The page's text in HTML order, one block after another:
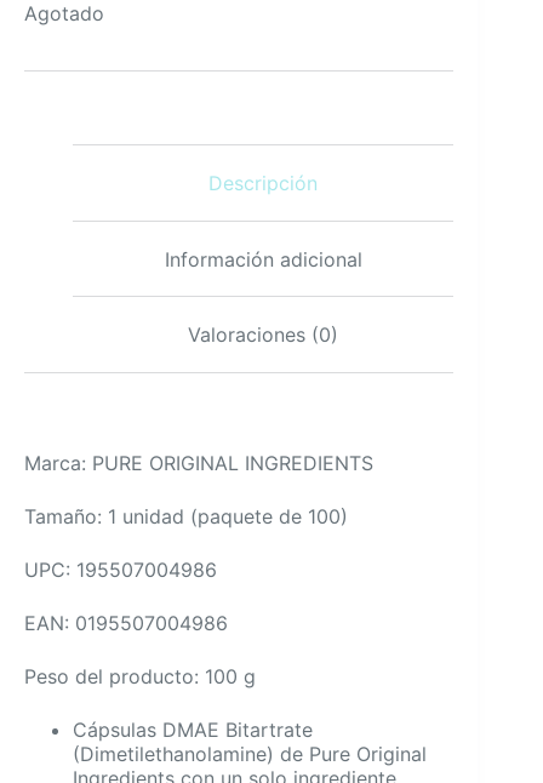
Agotado
Descripción
Información adicional
Valoraciones (0)
Marca: PURE ORIGINAL INGREDIENTS
Tamaño: 1 unidad (paquete de 100)
UPC: 195507004986
EAN: 0195507004986
Peso del producto: 100 g
Cápsulas DMAE Bitartrate
(Dimetilethanolamine) de Pure Original
Ingredients con un solo ingrediente,